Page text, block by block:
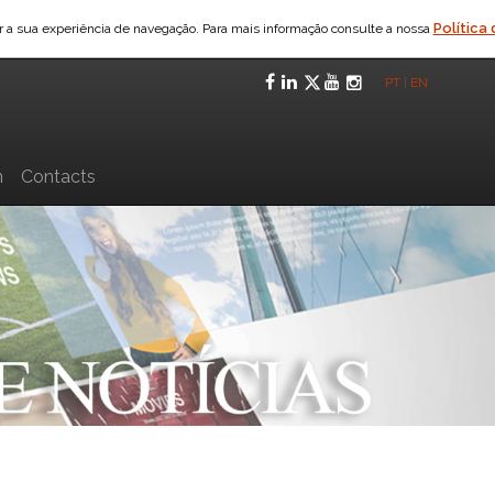
sua experiência de navegação. Para mais informação consulte a nossa Política
Facebook
LinkedIn
Twitter
YouTube
PT EN
Contacts